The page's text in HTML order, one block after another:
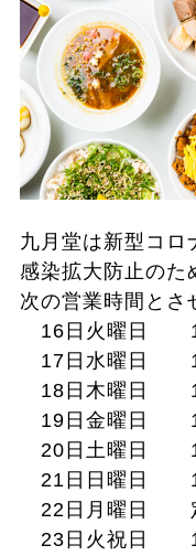
九月堂は新型コロ
感染拡大防止の
次の営業時間とさ
16日火曜日
17日水曜日
18日木曜日
19日金曜日
20日土曜日
21日日曜日
22日月曜日
23日火祝日